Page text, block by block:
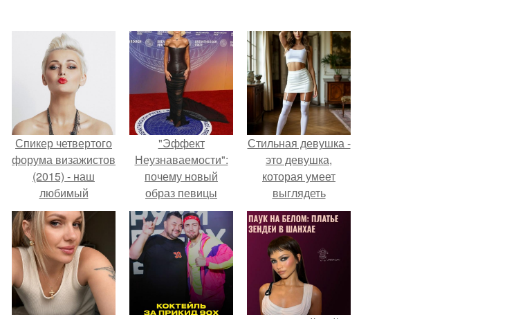
Спикер четвертого
форума визажистов
(2015) - наш
любимый
постоянный
партнер Татьяна
Лосева.
"Эффект
Неузнаваемости":
почему новый
образ певицы
вызвал споры о
гранях
возможного?
Стильная девушка -
это девушка,
которая умеет
выглядеть
привлекательно и
элегантно в любои
ситуации.